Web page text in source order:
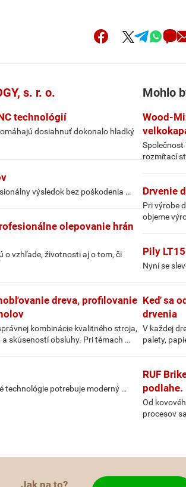
s. r. o.
technológií
dosiahnuť dokonalo hladký
výsledok bez poškodenia …
olepovanie hrán
o vzhľade, životnosti aj o tom, či
dreva, profilovanie
kombinácie kvalitného stroja,
skúseností obsluhy. Pri témach …
technológie potrebuje moderný …
Mohlo
Wood-
rozmítací
Drvenie
Pri výrobe
objeme
Pily
Nyní se
Keď sa
drvenia
V každej
palety,
RUF
podlahe.
Od
procesov
Jak na to?